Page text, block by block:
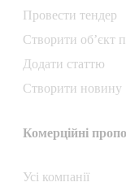
Провести тендер
Створити об’єкт
Додати статтю
Створити новину
Комерційні
Усі компанії